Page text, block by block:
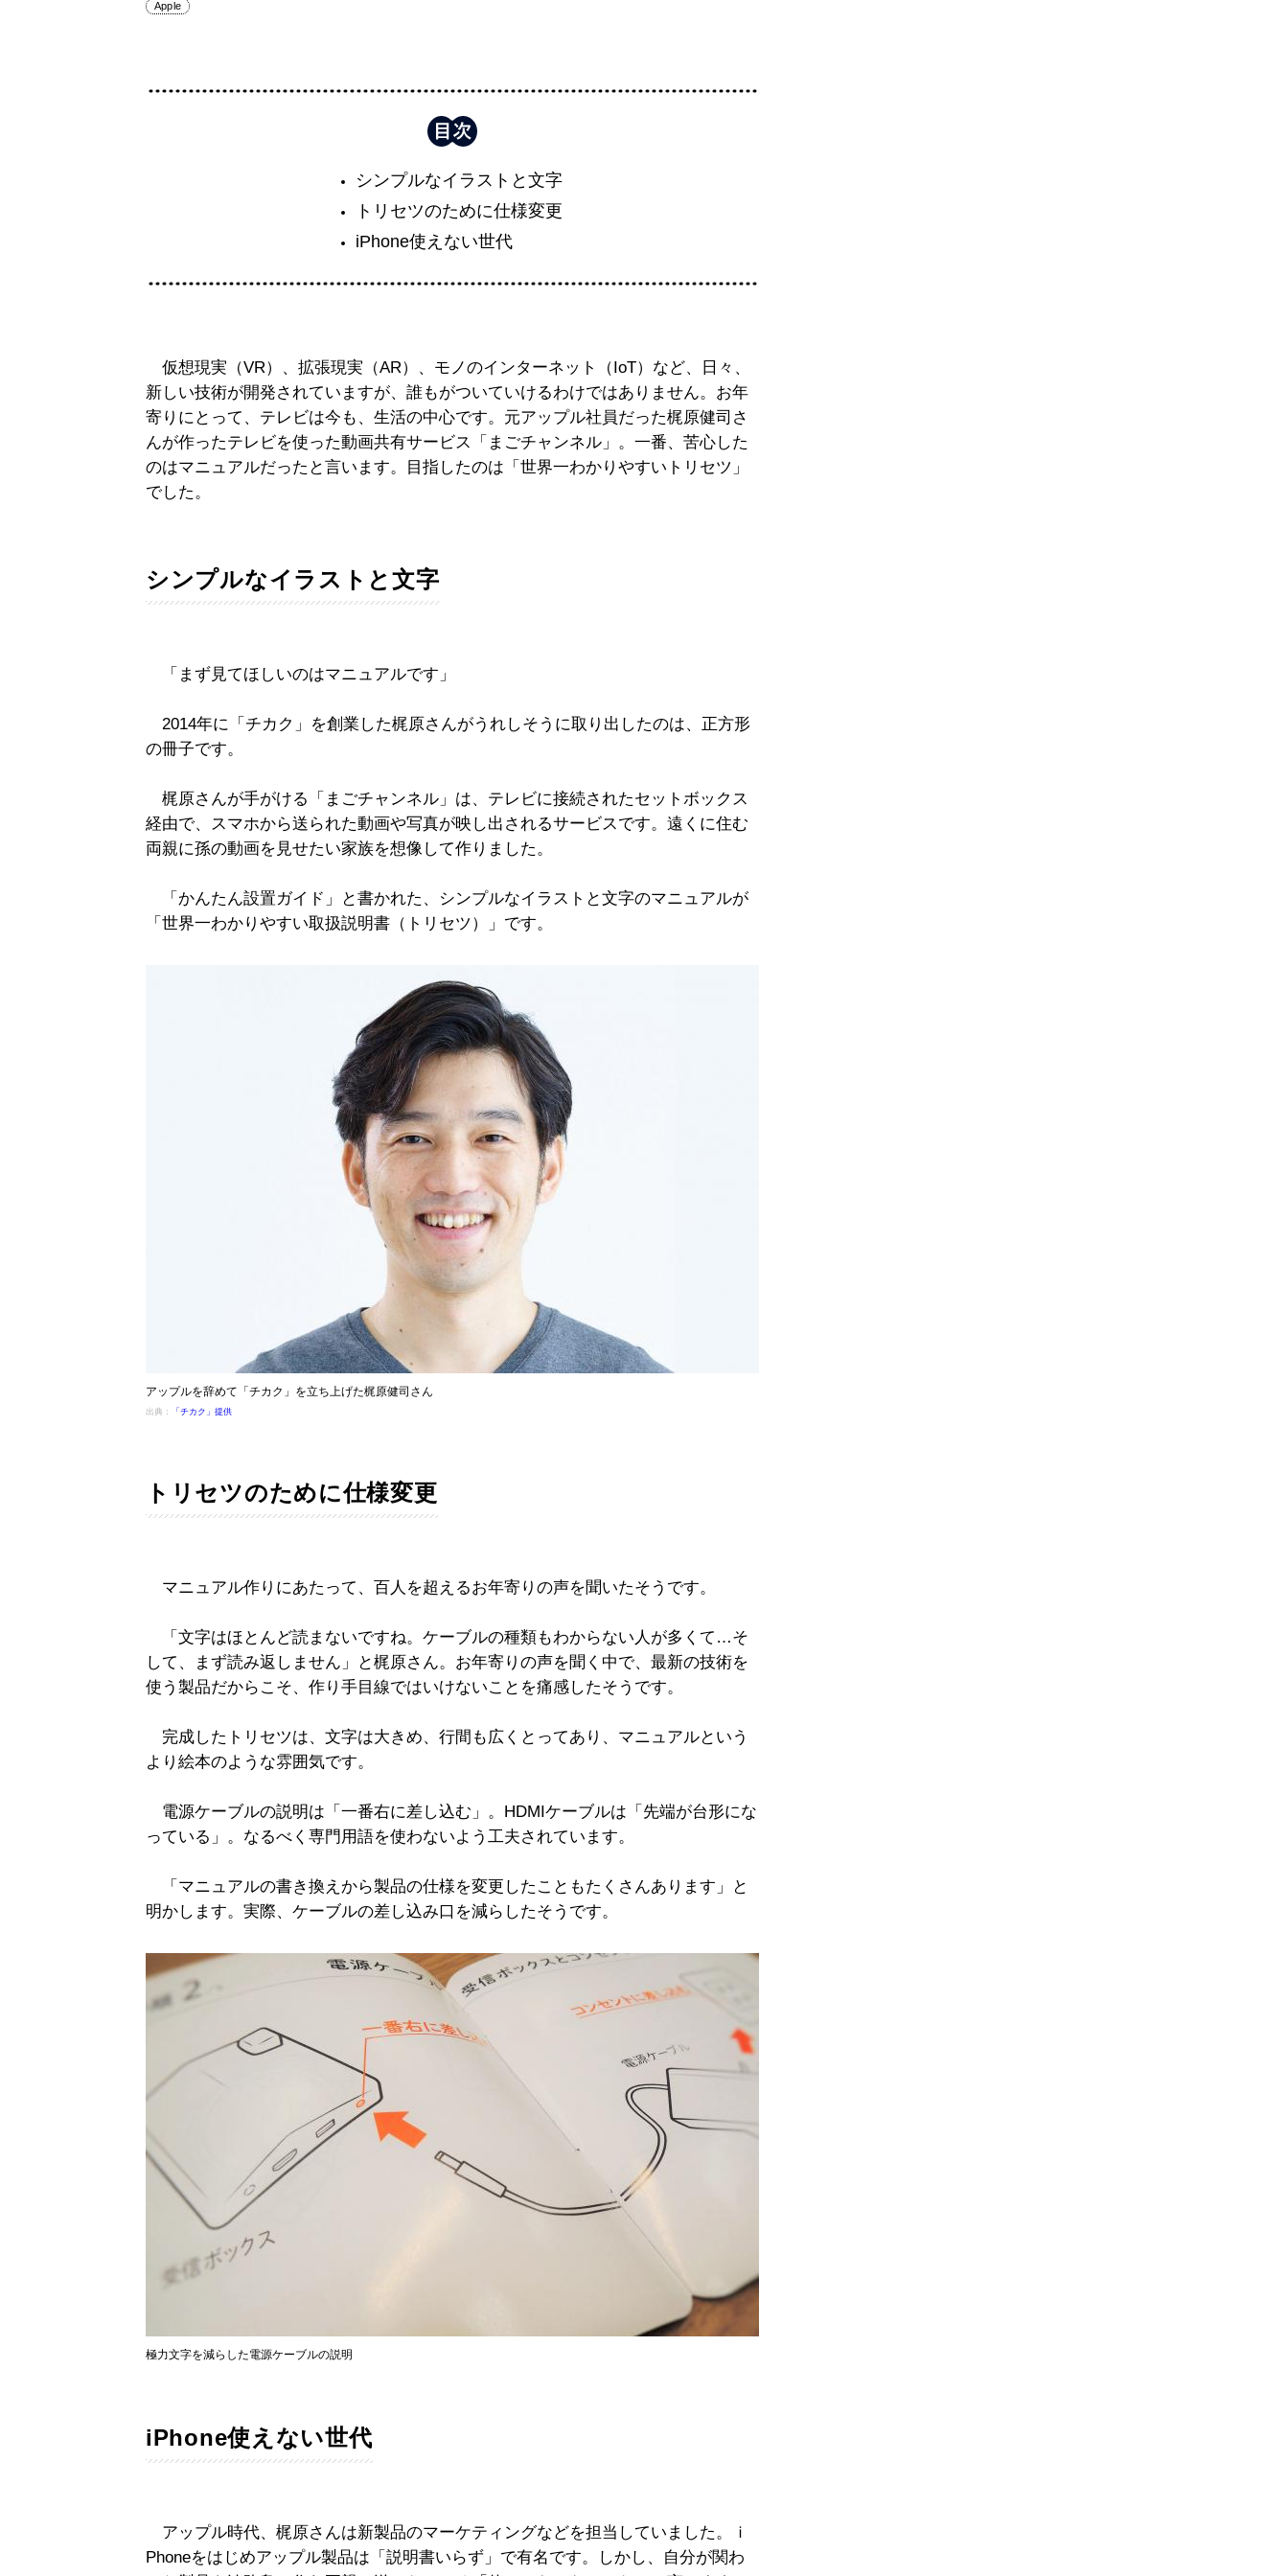
Apple
シンプルなイラストと文字
トリセツのために仕様変更
iPhone使えない世代
仮想現実（VR）、拡張現実（AR）、モノのインターネット（IoT）など、日々、
新しい技術が開発されていますが、誰もがついていけるわけではありません。お年
寄りにとって、テレビは今も、生活の中心です。元アップル社員だった梶原健司さ
んが作ったテレビを使った動画共有サービス「まごチャンネル」。一番、苦心した
のはマニュアルだったと言います。目指したのは「世界一わかりやすいトリセツ」
でした。
シンプルなイラストと文字
「まず見てほしいのはマニュアルです」
2014年に「チカク」を創業した梶原さんがうれしそうに取り出したのは、正方形
の冊子です。
梶原さんが手がける「まごチャンネル」は、テレビに接続されたセットボックス
経由で、スマホから送られた動画や写真が映し出されるサービスです。遠くに住む
両親に孫の動画を見せたい家族を想像して作りました。
「かんたん設置ガイド」と書かれた、シンプルなイラストと文字のマニュアルが
「世界一わかりやすい取扱説明書（トリセツ）」です。
アップルを辞めて「チカク」を立ち上げた梶原健司さん
出典： 「チカク」提供
トリセツのために仕様変更
マニュアル作りにあたって、百人を超えるお年寄りの声を聞いたそうです。
「文字はほとんど読まないですね。ケーブルの種類もわからない人が多くて…そ
して、まず読み返しません」と梶原さん。お年寄りの声を聞く中で、最新の技術を
使う製品だからこそ、作り手目線ではいけないことを痛感したそうです。
完成したトリセツは、文字は大きめ、行間も広くとってあり、マニュアルという
より絵本のような雰囲気です。
電源ケーブルの説明は「一番右に差し込む」。HDMIケーブルは「先端が台形にな
っている」。なるべく専門用語を使わないよう工夫されています。
「マニュアルの書き換えから製品の仕様を変更したこともたくさんあります」と
明かします。実際、ケーブルの差し込み口を減らしたそうです。
極力文字を減らした電源ケーブルの説明
iPhone使えない世代
アップル時代、梶原さんは新製品のマーケティングなどを担当していました。ｉ
Phoneをはじめアップル製品は「説明書いらず」で有名です。しかし、自分が関わ